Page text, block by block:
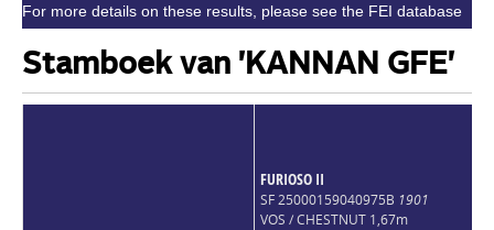
For more details on these results, please see the FEI database
Stamboek van 'KANNAN GFE'
FURIOSO II
SF 25000159040975B 1901
VOS / CHESTNUT 1,67m